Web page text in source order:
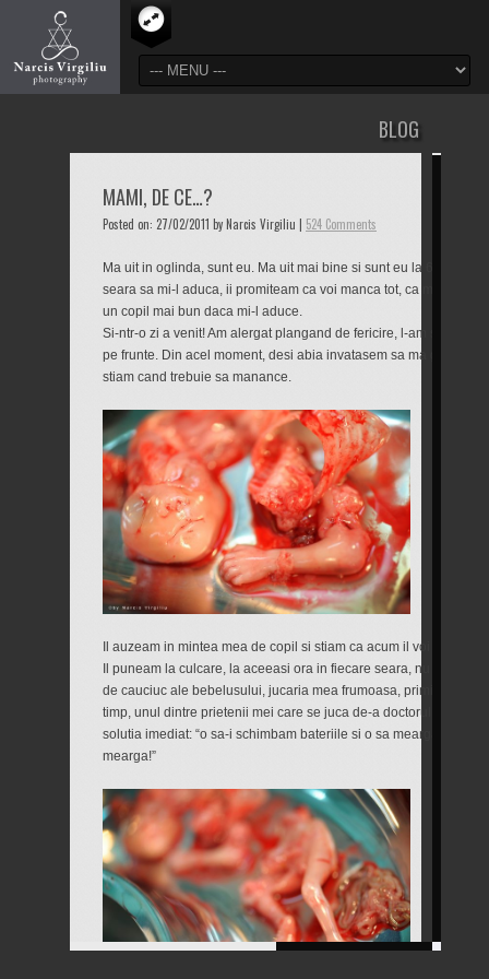
BLOG
MAMI, DE CE…?
Posted on: 27/02/2011 by Narcis Virgiliu | 524 Comments
Ma uit in oglinda, sunt eu. Ma uit mai bine si sunt eu la 6 ani. Ma
seara sa mi-l aduca, ii promiteam ca voi manca tot, ca ma voi
un copil mai bun daca mi-l aduce.
Si-ntr-o zi a venit! Am alergat plangand de fericire, l-am strans la
pe frunte. Din acel moment, desi abia invatasem sa ma ghidez
stiam cand trebuie sa manance.
Il auzeam in mintea mea de copil si stiam ca acum il voi duce la
Il puneam la culcare, la aceeasi ora in fiecare seara, nu inainte
de cauciuc ale bebelusului, jucaria mea frumoasa, primita de la
timp, unul dintre prietenii mei care se juca de-a doctorul l-a
solutia imediat: “o sa-i schimbam bateriile si o sa mearga din
mearga!”